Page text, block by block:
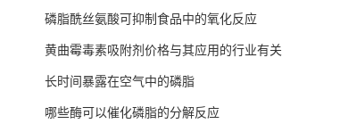
磷脂酰丝氨酸可抑制食品中的氧化反应
黄曲霉毒素吸附剂价格与其应用的行业有关
长时间暴露在空气中的磷脂
哪些酶可以催化磷脂的分解反应